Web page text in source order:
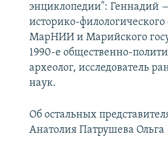
энциклопедии": Геннадий
историко-
МарНИИ и Марийского
1990-е общественно-
археолог, исследователь
наук.
Об остальных
Анатолия Патрушева